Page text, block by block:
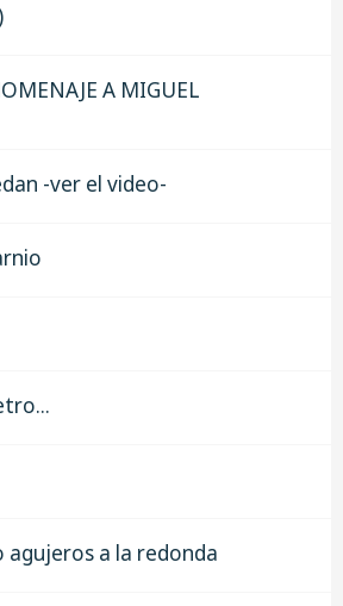
A MIGUEL
-ver el video-
agujeros a la redonda